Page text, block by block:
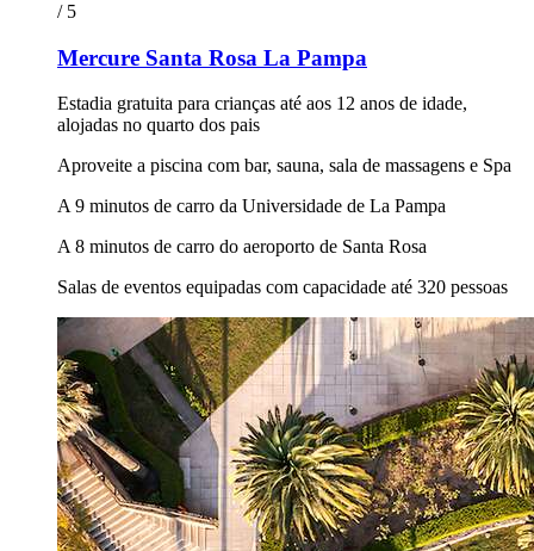
/ 5
Mercure Santa Rosa La Pampa
Estadia gratuita para crianças até aos 12 anos de idade,
alojadas no quarto dos pais
Aproveite a piscina com bar, sauna, sala de massagens e Spa
A 9 minutos de carro da Universidade de La Pampa
A 8 minutos de carro do aeroporto de Santa Rosa
Salas de eventos equipadas com capacidade até 320 pessoas